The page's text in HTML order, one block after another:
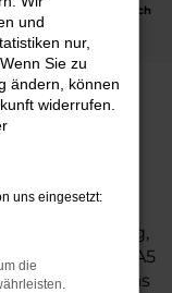
bei Schmidt + Koch
+
alle in
modernes
Arbeitsweg,
der Audi A5
Design, das
und
nur,
Sie zu
ändern, können
widerrufen.
uns eingesetzt:
die